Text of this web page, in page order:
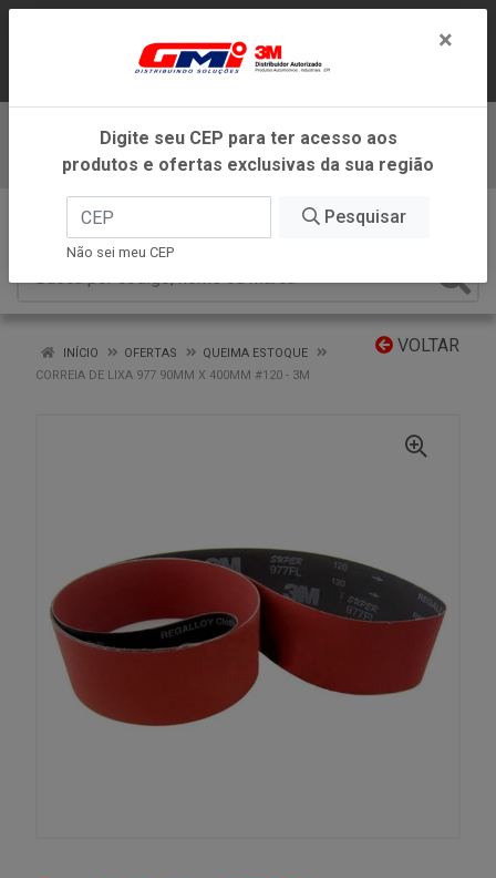
ATENDIMENTO DENTRO DO ESTADO DE
MINAS GERAIS.
Baixe já nosso APP
VOLTAR
INÍCIO OFERTAS
QUEIMA ESTOQUE
CORREIA DE LIXA 977 90MM X 400MM #120 - 3M
×
Digite seu CEP para ter acesso aos
produtos e ofertas exclusivas da sua região
Pesquisar
Não sei meu CEP